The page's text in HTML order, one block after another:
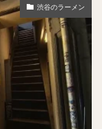
渋谷のラーメン